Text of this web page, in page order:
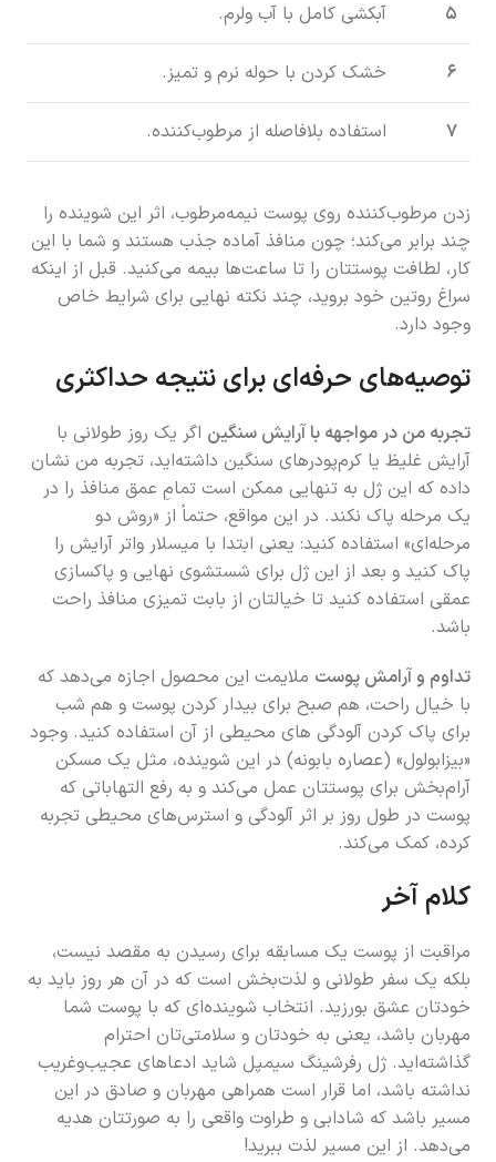
۵ آبکشی کامل با آب ولرم.
۶ خشک کردن با حوله نرم و تمیز.
۷ استفاده بلافاصله از مرطوب‌کننده.
زدن مرطوب‌کننده روی پوست نیمه‌مرطوب، اثر این شوینده را
چند برابر می‌کند؛ چون منافذ آماده جذب هستند و شما با این
کار، لطافت پوستتان را تا ساعت‌ها بیمه می‌کنید. قبل از اینکه
سراغ روتین خود بروید، چند نکته نهایی برای شرایط خاص
وجود دارد.
توصیه‌های حرفه‌ای برای نتیجه حداکثری
تجربه من در مواجهه با آرایش سنگین اگر یک روز طولانی با
آرایش غلیظ یا کرم‌پودرهای سنگین داشته‌اید، تجربه من نشان
داده که این ژل به تنهایی ممکن است تمامِ عمق منافذ را در
یک مرحله پاک نکند. در این مواقع، حتماً از «روش دو
مرحله‌ای» استفاده کنید: یعنی ابتدا با میسلار واتر آرایش را
پاک کنید و بعد از این ژل برای شستشوی نهایی و پاکسازی
عمقی استفاده کنید تا خیالتان از بابت تمیزی منافذ راحت
باشد.
تداوم و آرامش پوست ملایمت این محصول اجازه می‌دهد که
با خیال راحت، هم صبح برای بیدار کردن پوست و هم شب
برای پاک کردن آلودگی های محیطی از آن استفاده کنید. وجود
«بیزابولول» (عصاره بابونه) در این شوینده، مثل یک مسکن
آرام‌بخش برای پوستتان عمل می‌کند و به رفع التهاباتی که
پوست در طول روز بر اثر آلودگی و استرس‌های محیطی تجربه
کرده، کمک می‌کند.
کلام آخر
مراقبت از پوست یک مسابقه برای رسیدن به مقصد نیست،
بلکه یک سفر طولانی و لذت‌بخش است که در آن هر روز باید به
خودتان عشق بورزید. انتخاب شوینده‌ای که با پوست شما
مهربان باشد، یعنی به خودتان و سلامتی‌تان احترام
گذاشته‌اید. ژل رفرشینگ سیمپل شاید ادعاهای عجیب‌وغریب
نداشته باشد، اما قرار است همراهی مهربان و صادق در این
مسیر باشد که شادابی و طراوت واقعی را به صورتتان هدیه
می‌دهد. از این مسیر لذت ببرید!